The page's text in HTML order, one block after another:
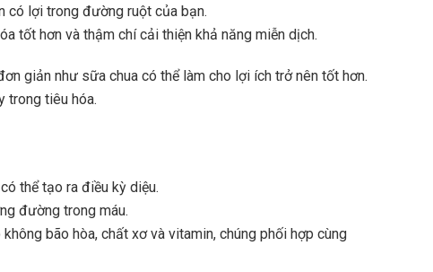
có lợi trong đường ruột của bạn.
tốt hơn và thậm chí cải thiện khả năng miễn dịch.
giản như sữa chua có thể làm cho lợi ích trở nên tốt hơn.
trong tiêu hóa.
thể tạo ra điều kỳ diệu.
đường trong máu.
bão hòa, chất xơ và vitamin, chúng phối hợp cùng